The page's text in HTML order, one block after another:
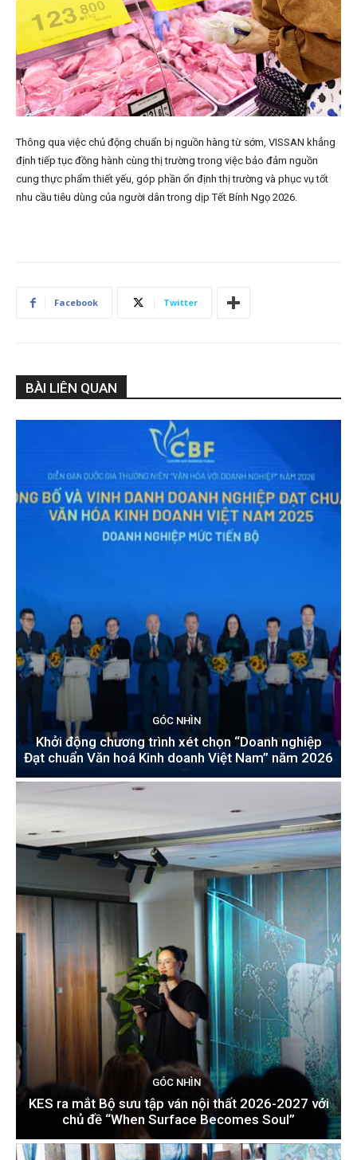
Thông qua việc chủ động chuẩn bị nguồn hàng từ sớm, VISSAN khẳng
định tiếp tục đồng hành cùng thị trường trong việc bảo đảm nguồn
cung thực phẩm thiết yếu, góp phần ổn định thị trường và phục vụ tốt
nhu cầu tiêu dùng của người dân trong dịp Tết Bính Ngọ 2026.
Facebook Twitter
BÀI LIÊN QUAN
GÓC NHÌN
Khởi động chương trình xét chọn “Doanh nghiệp
Đạt chuẩn Văn hoá Kinh doanh Việt Nam” năm 2026
GÓC NHÌN
KES ra mắt Bộ sưu tập ván nội thất 2026-2027 với
chủ đề “When Surface Becomes Soul”